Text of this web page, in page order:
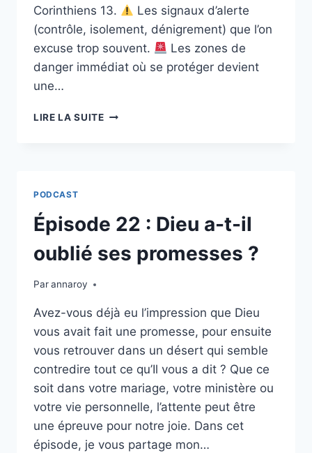
Corinthiens 13.
Les signaux d’alerte
(contrôle, isolement, dénigrement) que l’on
excuse trop souvent.
Les zones de
danger immédiat où se protéger devient
une…
LIRE LA SUITEÉPISODE
PODCAST
Épisode 22 : Dieu a-t-il
oublié ses promesses ?
Parannaroy
Avez-vous déjà eu l’impression que Dieu
vous avait fait une promesse, pour ensuite
vous retrouver dans un désert qui semble
contredire tout ce qu’Il vous a dit ? Que ce
soit dans votre mariage, votre ministère ou
votre vie personnelle, l’attente peut être
une épreuve pour notre joie. Dans cet
épisode, je vous partage mon…